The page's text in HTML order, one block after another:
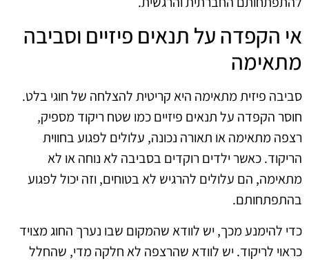
אי הקפדה על תנאים פיזיים וסביבה
מתאימה
סביבה פיזית מתאימה היא קריטית להצלחה של חוגי בלט.
חוסר הקפדה על תנאים פיזיים כמו שטח ריקוד מספיק,
רצפה מתאימה או תאורה נכונה, עלולים לפגוע בחווית
הריקוד. כאשר ילדים רוקדים בסביבה לא נוחה או לא
מתאימה, הם עלולים להרגיש לא בטוחים, וזה יכול לפגוע
בהתפתחותם.
כדי להימנע מכך, יש לוודא שהמקום שבו נערך החוג מצויד
כראוי לריקוד. יש לוודא שהרצפה לא חלקה מדי, שהחלל